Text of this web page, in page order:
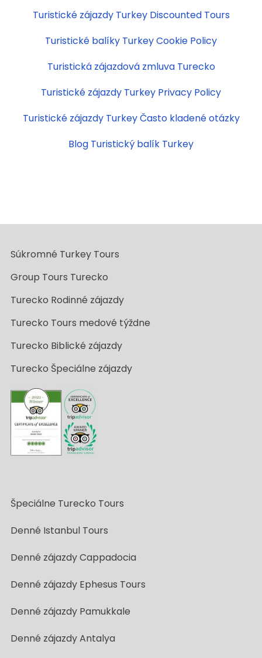
Turistické zájazdy Turkey Discounted Tours
Turistické balíky Turkey Cookie Policy
Turistická zájazdová zmluva Turecko
Turistické zájazdy Turkey Privacy Policy
Turistické zájazdy Turkey Často kladené otázky
Blog Turistický balík Turkey
Súkromné Turkey Tours
Group Tours Turecko
Turecko Rodinné zájazdy
Turecko Tours medové týždne
Turecko Biblické zájazdy
Turecko Špeciálne zájazdy
Špeciálne Turecko Tours
Denné Istanbul Tours
Denné zájazdy Cappadocia
Denné zájazdy Ephesus Tours
Denné zájazdy Pamukkale
Denné zájazdy Antalya